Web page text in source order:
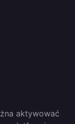
aktywować